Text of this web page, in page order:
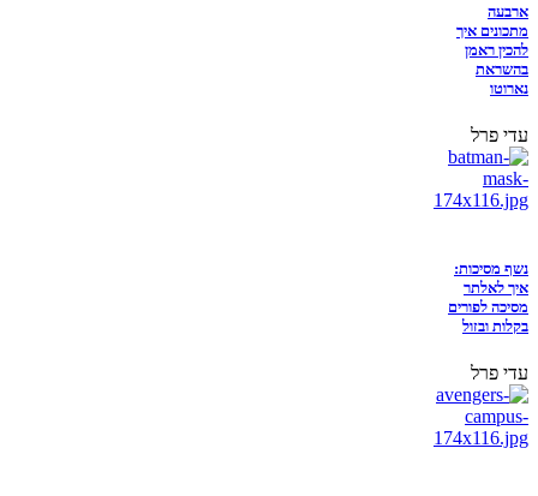
ארבעה
מתכונים איך
להכין ראמן
בהשראת
נארוטו
עדי פרל
נשף מסיכות:
איך לאלתר
מסיכה לפורים
בקלות ובזול
עדי פרל